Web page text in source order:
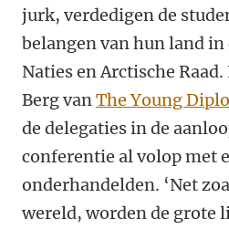
jurk, verdedigen de
belangen van hun land in
Naties en Arctische
Berg vanThe Young
de delegaties in de
conferentie al volop met
onderhandelden. ‘Net
wereld, worden de grote